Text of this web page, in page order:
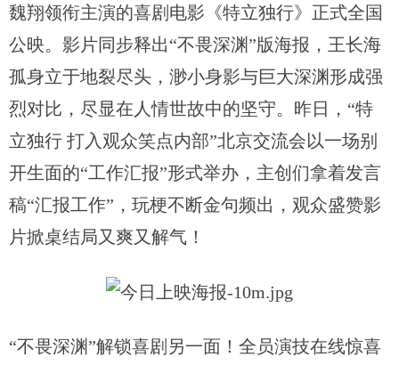
魏翔领衔主演的喜剧电影《特立独行》正式全国
公映。影片同步释出“不畏深渊”版海报，王长海
孤身立于地裂尽头，渺小身影与巨大深渊形成强
烈对比，尽显在人情世故中的坚守。昨日，“特
立独行 打入观众笑点内部”北京交流会以一场别
开生面的“工作汇报”形式举办，主创们拿着发言
稿“汇报工作”，玩梗不断金句频出，观众盛赞影
片掀桌结局又爽又解气！
“不畏深渊”解锁喜剧另一面！全员演技在线惊喜